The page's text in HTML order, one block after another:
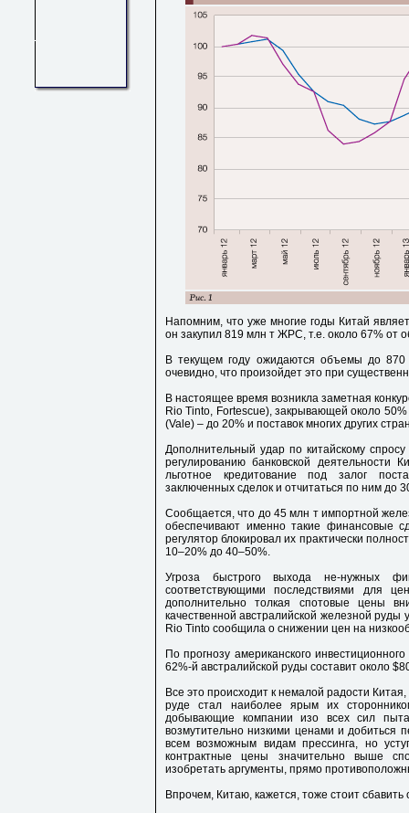
Напомним, что уже многие годы Китай
он закупил 819 млн т ЖРС, т.е. около 67% от
В текущем году ожидаются объемы до
очевидно, что произойдет это при
В настоящее время возникла заметная
Rio Tinto, Fortescue), закрывающей около
(Vale) – до 20% и поставок многих других
Дополнительный удар по китайскому
регулированию банковской деятельности
льготное кредитование под залог
заключенных сделок и отчитаться по ним до
Сообщается, что до 45 млн т импортной
обеспечивают именно такие финансовые
регулятор блокировал их практически
10–20% до 40–50%.
Угроза быстрого выхода не-нужных
соответствующими последствиями для
дополнительно толкая спотовые цены
качественной австралийской железной
Rio Tinto сообщила о снижении цен на
По прогнозу американского
62%-й австралийской руды составит около
Все это происходит к немалой радости
руде стал наиболее ярым их
добывающие компании изо всех сил
возмутительно низкими ценами и добиться
всем возможным видам прессинга, но
контрактные цены значительно выше
изобретать аргументы, прямо
Впрочем, Китаю, кажется, тоже стоит